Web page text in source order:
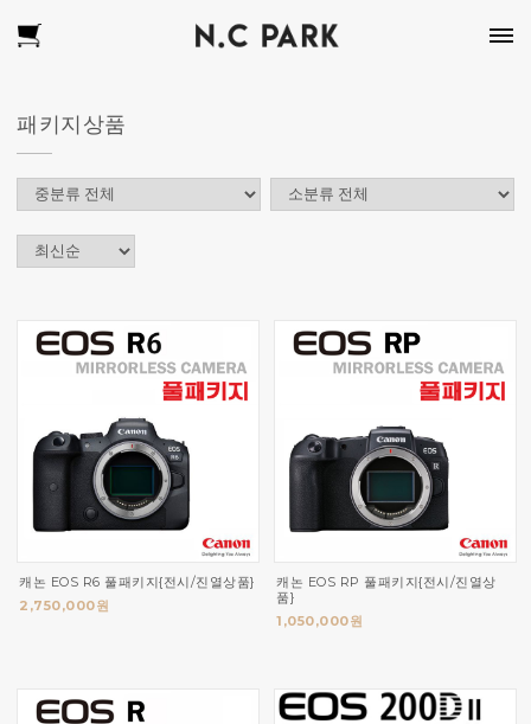
패키지상품
캐논 EOS R6 풀패키지{전시/진열상품}
2,750,000원
캐논 EOS RP 풀패키지{전시/진열상
품}
1,050,000원